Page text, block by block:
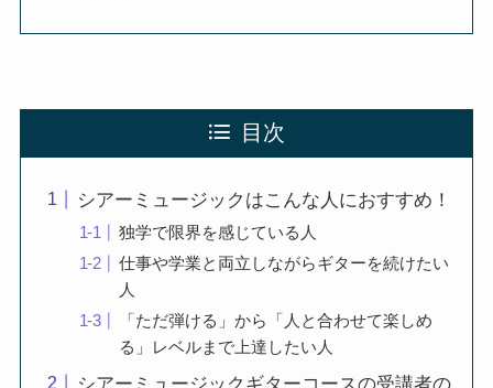
目次
シアーミュージックはこんな人におすすめ！
独学で限界を感じている人
仕事や学業と両立しながらギターを続けたい
人
「ただ弾ける」から「人と合わせて楽しめ
る」レベルまで上達したい人